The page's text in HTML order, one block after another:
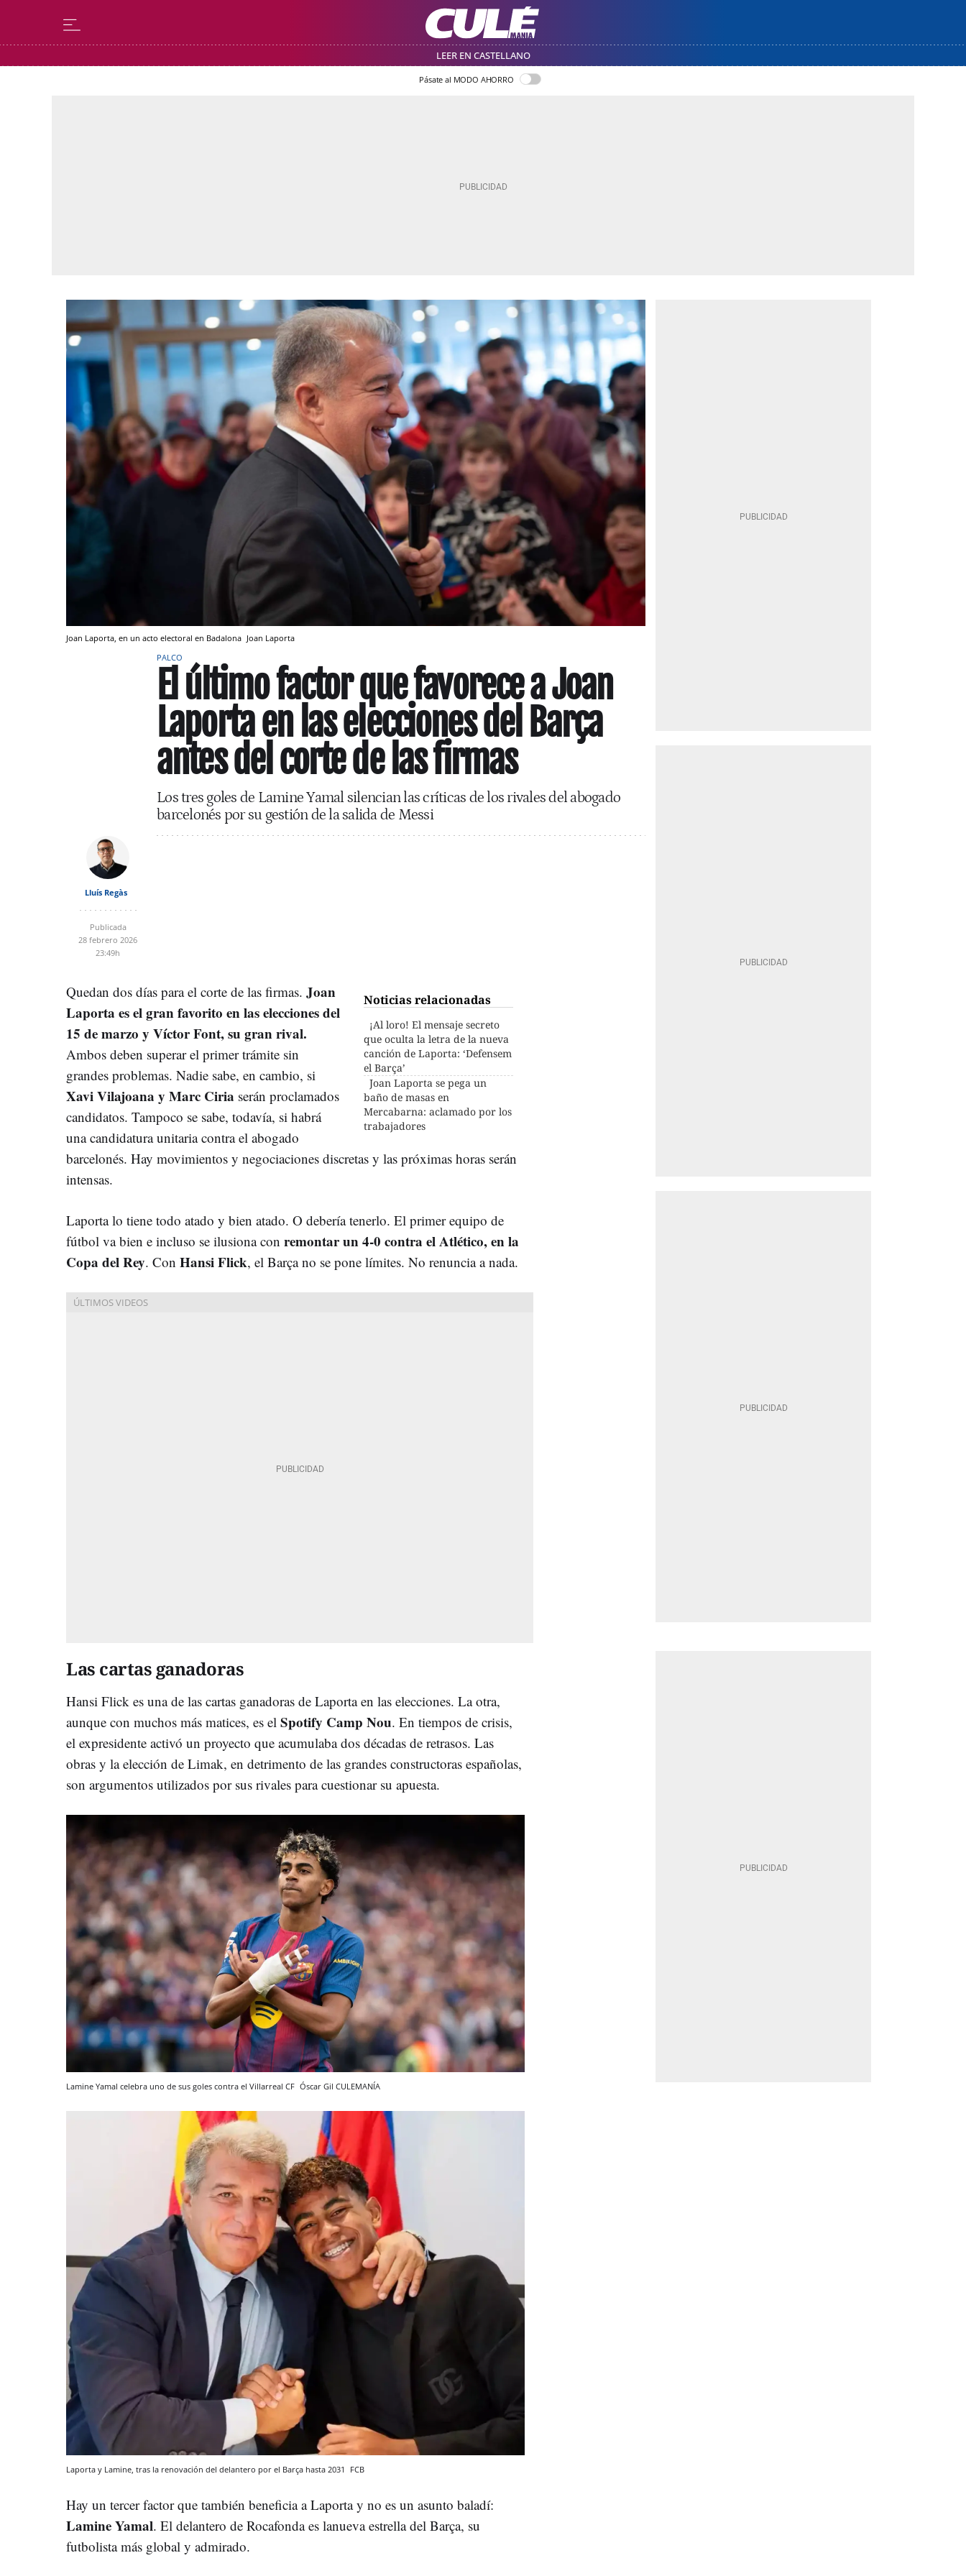
LEER EN CASTELLANO
Pásate al MODO AHORRO
Joan Laporta, en un acto electoral en Badalona Joan Laporta
PALCO
El último factor que favorece a Joan
Laporta en las elecciones del Barça
antes del corte de las firmas
Los tres goles de Lamine Yamal silencian las críticas de los rivales del abogado
barcelonés por su gestión de la salida de Messi
Lluís Regàs
Publicada
28 febrero 2026
23:49h
Noticias relacionadas
¡Al loro! El mensaje secreto
que oculta la letra de la nueva
canción de Laporta: ‘Defensem
el Barça’
Joan Laporta se pega un
baño de masas en
Mercabarna: aclamado por los
trabajadores
Quedan dos días para el corte de las firmas. Joan
Laporta es el gran favorito en las elecciones del
15 de marzo y Víctor Font, su gran rival.
Ambos deben superar el primer trámite sin
grandes problemas. Nadie sabe, en cambio, si
Xavi Vilajoana y Marc Ciria serán proclamados
candidatos. Tampoco se sabe, todavía, si habrá
una candidatura unitaria contra el abogado
barcelonés. Hay movimientos y negociaciones discretas y las próximas horas serán
intensas.
Laporta lo tiene todo atado y bien atado. O debería tenerlo. El primer equipo de
fútbol va bien e incluso se ilusiona con remontar un 4-0 contra el Atlético, en la
Copa del Rey. Con Hansi Flick, el Barça no se pone límites. No renuncia a nada.
Las cartas ganadoras
Hansi Flick es una de las cartas ganadoras de Laporta en las elecciones. La otra,
aunque con muchos más matices, es el Spotify Camp Nou. En tiempos de crisis,
el expresidente activó un proyecto que acumulaba dos décadas de retrasos. Las
obras y la elección de Limak, en detrimento de las grandes constructoras españolas,
son argumentos utilizados por sus rivales para cuestionar su apuesta.
Lamine Yamal celebra uno de sus goles contra el Villarreal CF Óscar Gil CULEMANÍA
Laporta y Lamine, tras la renovación del delantero por el Barça hasta 2031 FCB
Hay un tercer factor que también beneficia a Laporta y no es un asunto baladí:
Lamine Yamal. El delantero de Rocafonda es lanueva estrella del Barça, su
futbolista más global y admirado.